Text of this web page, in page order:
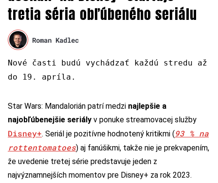
tretia séria obľúbeného seriálu
Roman Kadlec
Nové časti budú vychádzať každú stredu až
do 19. apríla.
Star Wars: Mandalorián patrí medzi najlepšie a
najobľúbenejšie seriály v ponuke streamovacej služby
Disney+. Seriál je pozitívne hodnotený kritikmi (93 % na
rottentomatoes) aj fanúšikmi, takže nie je prekvapením,
že uvedenie tretej série predstavuje jeden z
najvýznamnejších momentov pre Disney+ za rok 2023.